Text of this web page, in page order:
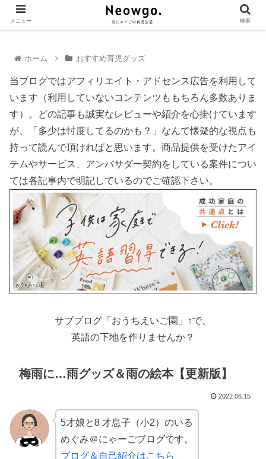
ホーム おすすめ育児グッズ
当ブログではアフィリエイト・アドセンス広告を利用して
います（利用していないコンテンツももちろん多数ありま
す）。どの記事も誠実なレビューや紹介を心掛けています
が、「多少は忖度してるのかも？」なんて懐疑的な視点も
持って読んで頂ければと思います。商品提供を受けたアイ
テムやサービス、アンバサダー契約をしている案件につい
ては各記事内で明記しているのでご確認下さい。
サブブログ「おうちえいご園」↑で、
英語の下地を作りませんか？
梅雨に…雨グッズ＆雨の絵本【更新版】
2022.06.15
5才娘と8 才息子（小2）のいる
めぐみ＠にゃーごブログです。
ブログ＆自己紹介はこちら
メニュー 検索